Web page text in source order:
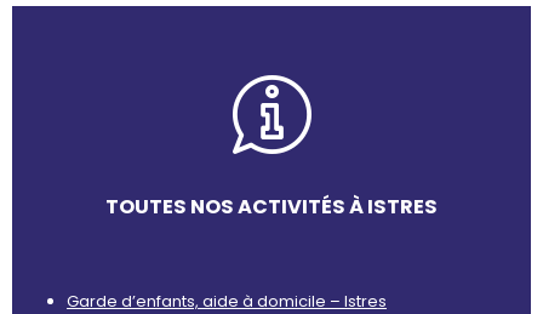
TOUTES NOS ACTIVITÉS À ISTRES
Garde d’enfants, aide à domicile – Istres